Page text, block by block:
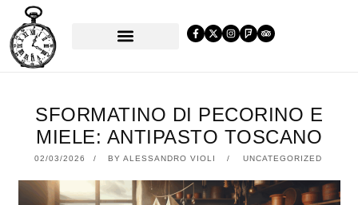
SFORMATINO DI PECORINO E
MIELE: ANTIPASTO TOSCANO
02/03/2026 02/03/2026
BY ALESSANDRO VIOLI UNCATEGORIZED